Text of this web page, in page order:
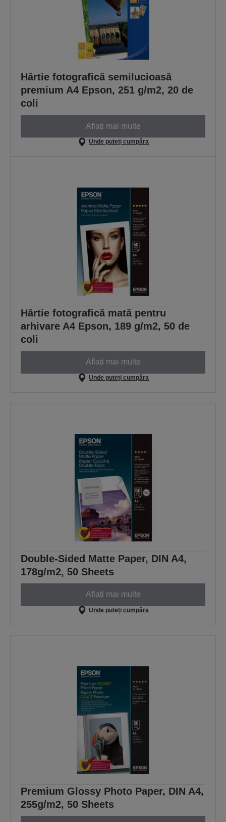
Hârtie fotografică semilucioasă
premium A4 Epson, 251 g/m2, 20 de
coli
Aflați mai multe
Unde puteți cumpăra
Hârtie fotografică mată pentru
arhivare A4 Epson, 189 g/m2, 50 de
coli
Aflați mai multe
Unde puteți cumpăra
Double-Sided Matte Paper, DIN A4,
178g/m2, 50 Sheets
Aflați mai multe
Unde puteți cumpăra
Premium Glossy Photo Paper, DIN A4,
255g/m2, 50 Sheets